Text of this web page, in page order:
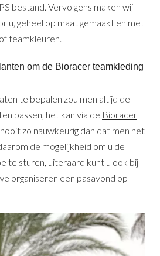
bestand. Vervolgens maken wij
u, geheel op maat gemaakt en met
teamkleuren.
om de Bioracer teamkleding
te bepalen zou men altijd de
passen, het kan via de Bioracer
zo nauwkeurig dan dat men het
de mogelijkheid om u de
te sturen, uiteraard kunt u ook bij
organiseren een pasavond op